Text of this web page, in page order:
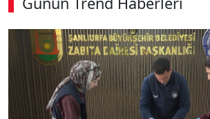
SÖZCÜ SON DAKİKA